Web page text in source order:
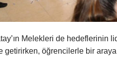
Melekleri de hedeflerinin
getirirken, öğrencilerle bir